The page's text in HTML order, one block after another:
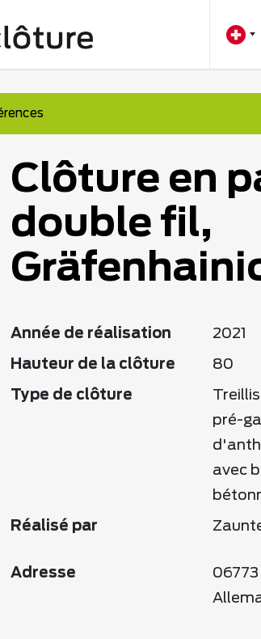
Clôture en
double fil,
Année de réalisation 2021
Hauteur de la clôture 80
Type de clôture
pré-
avec
Réalisé par
Adresse